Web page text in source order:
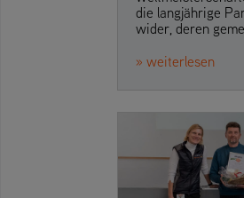
die langjährige
wider, deren
» weiterlesen